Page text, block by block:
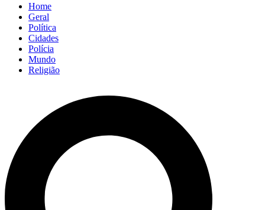
Home
Geral
Política
Cidades
Polícia
Mundo
Religião